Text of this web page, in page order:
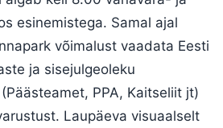
esinemistega. Samal ajal
võimalust vaadata Eesti
ja sisejulgeoleku
PPA, Kaitseliit jt)
Laupäeva visuaalselt